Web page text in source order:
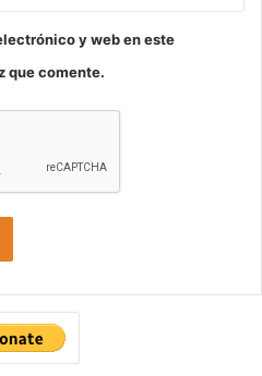
y web en este
que comente.